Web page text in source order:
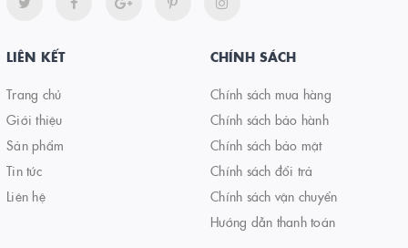
LIÊN KẾT
Trang chủ
Giới thiệu
Sản phẩm
Tin tức
Liên hệ
CHÍNH SÁCH
Chính sách mua hàng
Chính sách bảo hành
Chính sách bảo mật
Chính sách đổi trả
Chính sách vận chuyển
Hướng dẫn thanh toán